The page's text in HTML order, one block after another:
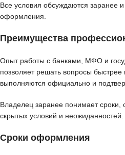
Все условия обсуждаются заранее
оформления.
Преимущества
Опыт работы с банками, МФО и
позволяет решать вопросы быстрее
выполняются официально и
Владелец заранее понимает сроки,
скрытых условий и неожиданностей.
Сроки оформления